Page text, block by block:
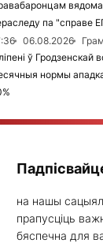
па "справе
06.08.2026
ў Гродзенскай
нормы
на нашы
прапусціць
бяспечна для